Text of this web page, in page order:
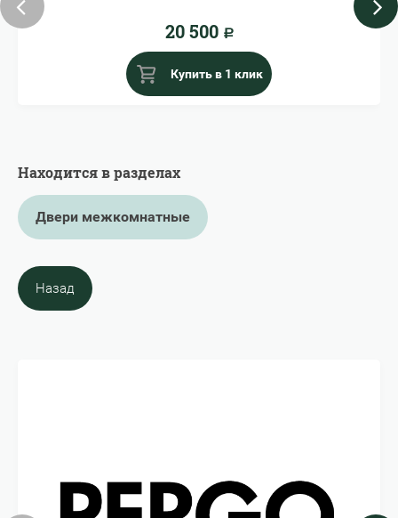
20 500 Р
Купить в 1 клик
Находится в разделах
Двери межкомнатные
Назад